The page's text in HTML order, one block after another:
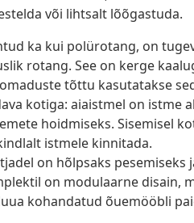
või lihtsalt lõõgastuda.
ka kui polürotang, on
rotang. See on kerge
tõttu kasutatakse
kotiga: aiaistmel on istme
hoidmiseks. Sisemisel
istmele kinnitada.
on hõlpsaks
on modulaarne disain,
kohandatud õuemööbli